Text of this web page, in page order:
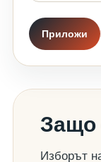
Приложи
Защо
Изборът